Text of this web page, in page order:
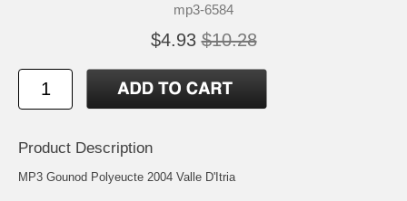
mp3-6584
$4.93 $10.28
Product Description
MP3 Gounod Polyeucte 2004 Valle D'Itria